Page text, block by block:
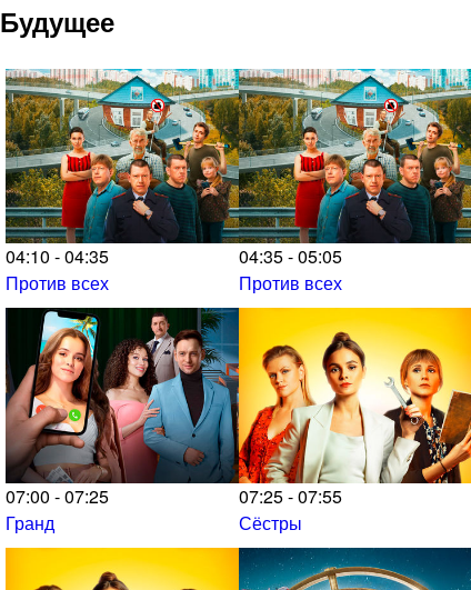
Будущее
04:10 - 04:35
Против всех
04:35 - 05:05
Против всех
07:00 - 07:25
Гранд
07:25 - 07:55
Сёстры